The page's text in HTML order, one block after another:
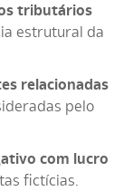
tributários
estrutural da
relacionadas
pelo
com lucro
fictícias.